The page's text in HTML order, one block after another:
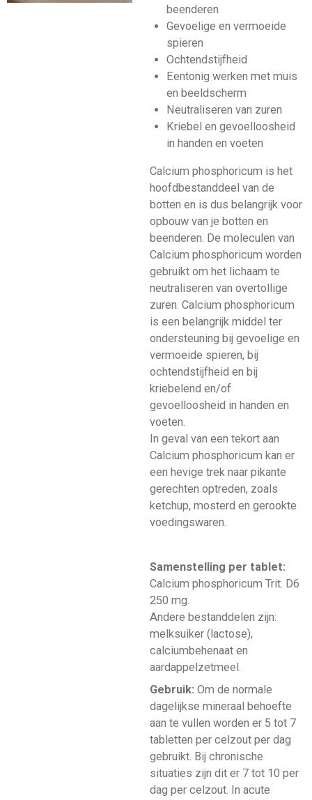
beenderen
Gevoelige en vermoeide
spieren
Ochtendstijfheid
Eentonig werken met muis
en beeldscherm
Neutraliseren van zuren
Kriebel en gevoelloosheid
in handen en voeten
Calcium phosphoricum is het
hoofdbestanddeel van de
botten en is dus belangrijk voor
opbouw van je botten en
beenderen. De moleculen van
Calcium phosphoricum worden
gebruikt om het lichaam te
neutraliseren van overtollige
zuren. Calcium phosphoricum
is een belangrijk middel ter
ondersteuning bij gevoelige en
vermoeide spieren, bij
ochtendstijfheid en bij
kriebelend en/of
gevoelloosheid in handen en
voeten.
In geval van een tekort aan
Calcium phosphoricum kan er
een hevige trek naar pikante
gerechten optreden, zoals
ketchup, mosterd en gerookte
voedingswaren.
Samenstelling per tablet:
Calcium phosphoricum Trit. D6
250 mg.
Andere bestanddelen zijn:
melksuiker (lactose),
calciumbehenaat en
aardappelzetmeel.
Gebruik: Om de normale
dagelijkse mineraal behoefte
aan te vullen worden er 5 tot 7
tabletten per celzout per dag
gebruikt. Bij chronische
situaties zijn dit er 7 tot 10 per
dag per celzout. In acute